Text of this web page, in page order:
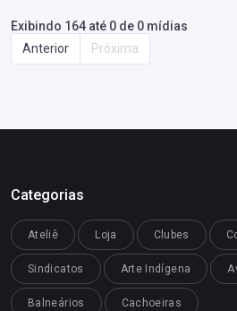
Exibindo 164 até 0 de 0 mídias
Anterior
Próxima
Categorias
Ateliê Loja Clubes
Sindicatos Arte Indígena
Balneários Cachoeiras